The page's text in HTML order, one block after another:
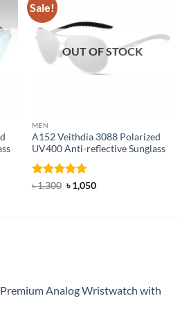
Sale!
OUT OF STOCK
MEN
A152 Veithdia 3088 Polarized
UV400 Anti-reflective Sunglass
Rated 4.71
৳1,300 Original
price
৳1,050Current
Analog Wristwatch with